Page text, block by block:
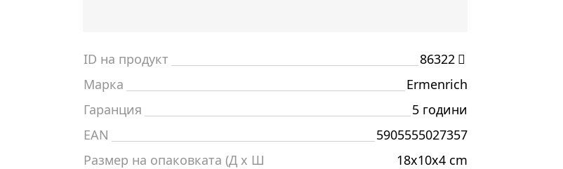
ID на продукт
86322
Марка
Ermenrich
Гаранция
5 години
EAN
5905555027357
Размер на опаковката (Д x Ш
18x10x4 cm